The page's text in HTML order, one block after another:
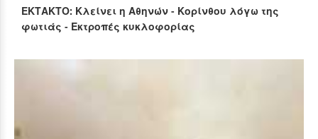
ΕΚΤΑΚΤΟ: Κλείνει η Αθηνών - Κορίνθου λόγω της
φωτιάς - Εκτροπές κυκλοφορίας